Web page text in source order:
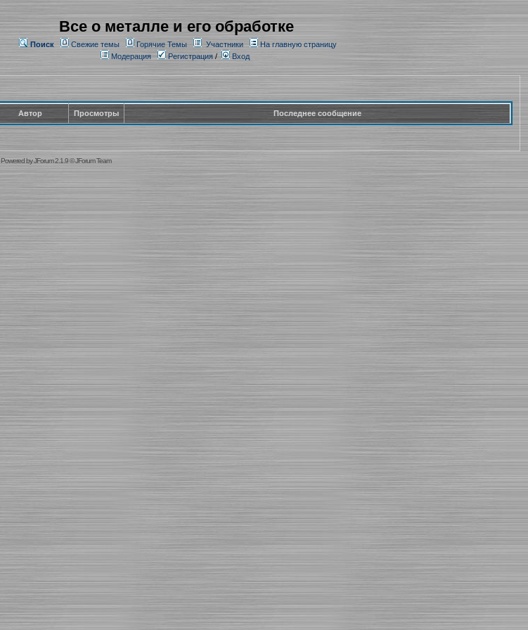
Все о металле и его обработке
Поиск Свежие темы Горячие Темы Участники
На главную страницу
Модерация
Регистрация/ Вход
Автор Просмотры Последнее сообщение
Powered byJForum 2.1.9©JForum Team